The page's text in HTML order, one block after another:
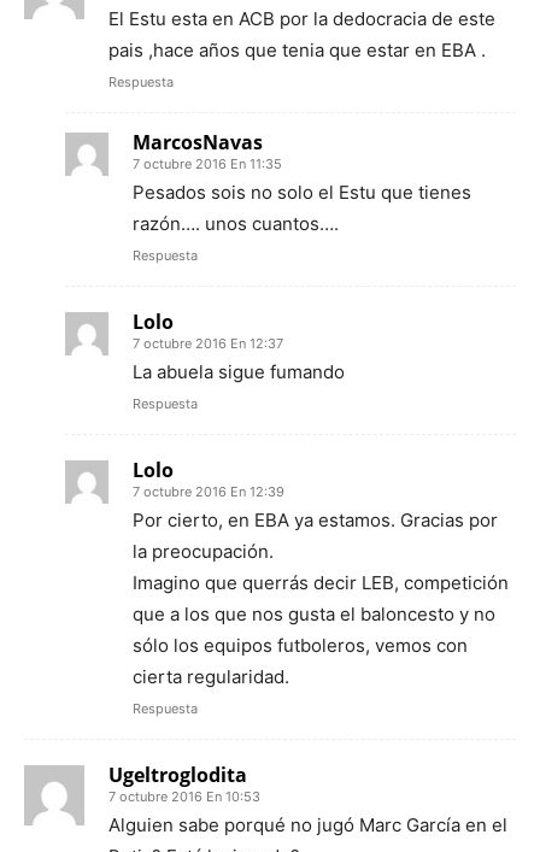
El Estu esta en ACB por la dedocracia de este
pais ,hace años que tenia que estar en EBA .
Respuesta
MarcosNavas
7 octubre 2016 En 11:35
Pesados sois no solo el Estu que tienes
razón…. unos cuantos….
Respuesta
Lolo
7 octubre 2016 En 12:37
La abuela sigue fumando
Respuesta
Lolo
7 octubre 2016 En 12:39
Por cierto, en EBA ya estamos. Gracias por
la preocupación.
Imagino que querrás decir LEB, competición
que a los que nos gusta el baloncesto y no
sólo los equipos futboleros, vemos con
cierta regularidad.
Respuesta
Ugeltroglodita
7 octubre 2016 En 10:53
Alguien sabe porqué no jugó Marc García en el